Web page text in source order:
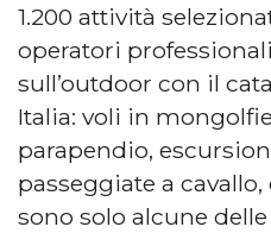
1.200 attività
operatori
sull’outdoor con il
Italia: voli in
parapendio,
passeggiate a
sono solo alcune